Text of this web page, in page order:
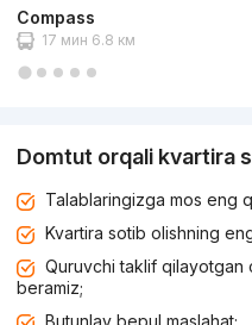
Compass
17 мин 6.8 км
Domtut orqali kvartira
Talablaringizga mos eng
Kvartira sotib olishning
Quruvchi taklif qilayotgan
beramiz;
Butunlay bepul maslahat;